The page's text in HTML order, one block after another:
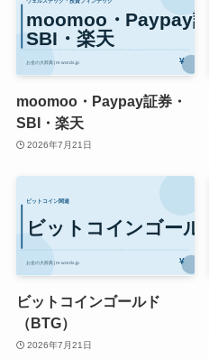
moomoo・Paypay証券・
SBI・楽天
2026年7月21日
ビットコインゴールド
（BTG）
2026年7月21日